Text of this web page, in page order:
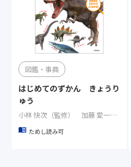
図鑑・事典
はじめてのずかん きょうり
ゅう
小林 快次（監修） 加藤 愛一（イラスト）
ためし読み可